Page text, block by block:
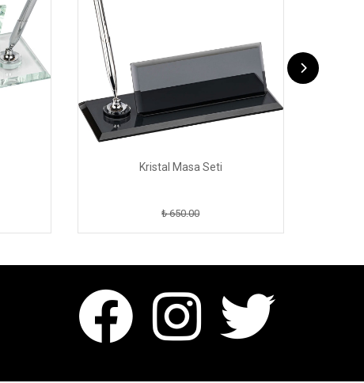
Kristal Masa Seti
₺ 650.00